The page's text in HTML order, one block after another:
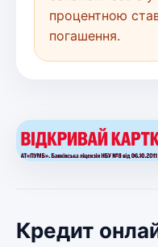
процентною
погашення.
Кредит